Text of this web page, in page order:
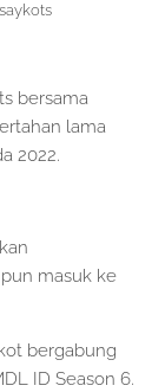
bersama
lama
2022.
masuk ke
bergabung
ID Season 6.